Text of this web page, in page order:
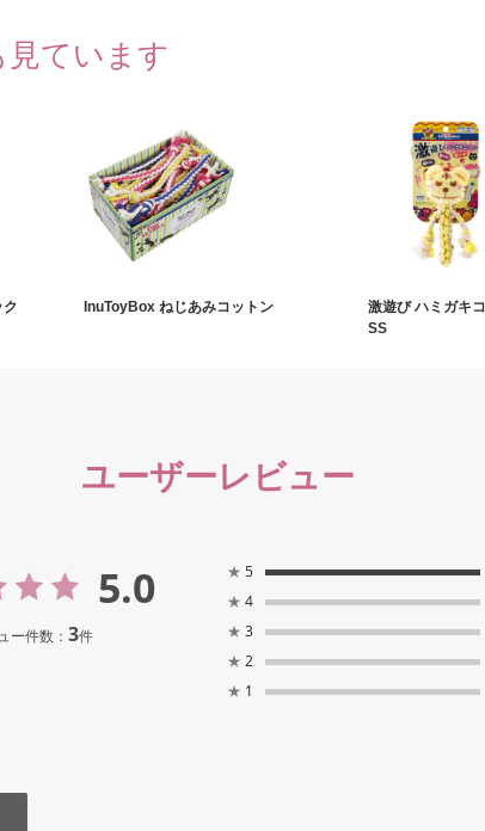
ています
InuToyBox ねじあみコットン
激遊び ハミガキ
SS
ユーザーレビュー
5.0
ー件数： 3件
★ 5
★ 4
★ 3
★ 2
★ 1